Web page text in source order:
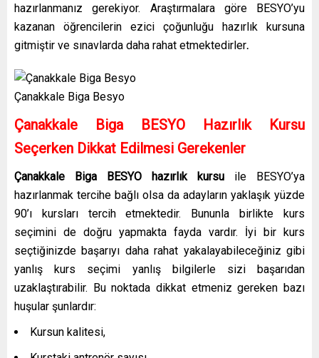
hazırlanmanız gerekiyor. Araştırmalara göre BESYO’yu
kazanan öğrencilerin ezici çoğunluğu hazırlık kursuna
gitmiştir ve sınavlarda daha rahat etmektedirler.
Çanakkale Biga Besyo
Çanakkale Biga BESYO Hazırlık Kursu
Seçerken Dikkat Edilmesi Gerekenler
Çanakkale Biga BESYO hazırlık kursu ile BESYO’ya
hazırlanmak tercihe bağlı olsa da adayların yaklaşık yüzde
90’ı kursları tercih etmektedir. Bununla birlikte kurs
seçimini de doğru yapmakta fayda vardır. İyi bir kurs
seçtiğinizde başarıyı daha rahat yakalayabileceğiniz gibi
yanlış kurs seçimi yanlış bilgilerle sizi başarıdan
uzaklaştırabilir. Bu noktada dikkat etmeniz gereken bazı
huşular şunlardır:
Kursun kalitesi,